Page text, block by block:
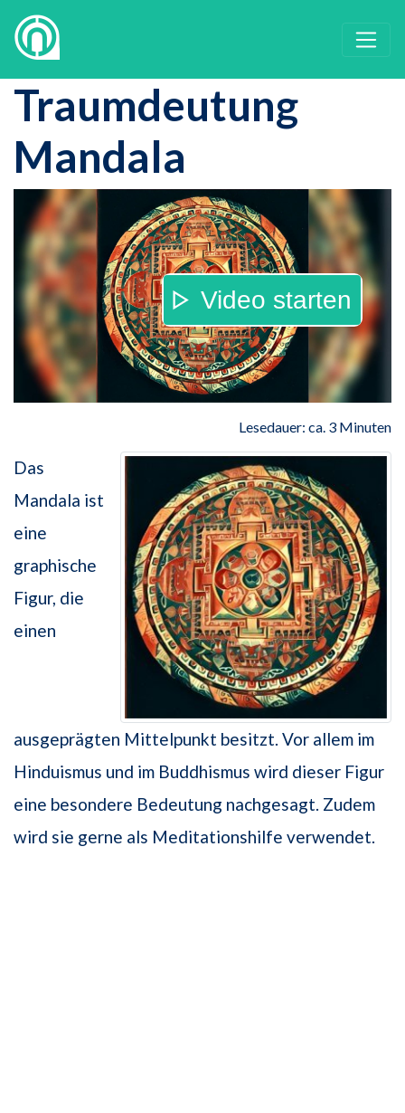
Traumdeutung
Mandala
Video starten
Lesedauer: ca. 3 Minuten
Das
Mandala ist
eine
graphische
Figur, die
einen
ausgeprägten Mittelpunkt besitzt. Vor allem im
Hinduismus und im Buddhismus wird dieser Figur
eine besondere Bedeutung nachgesagt. Zudem
wird sie gerne als Meditationshilfe verwendet.